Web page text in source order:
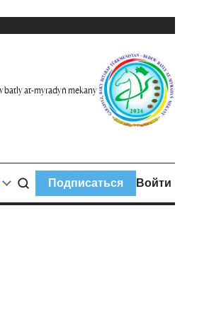
at-myradyň mekany
Подписаться Войти